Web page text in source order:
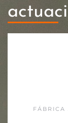
FÁBRICA